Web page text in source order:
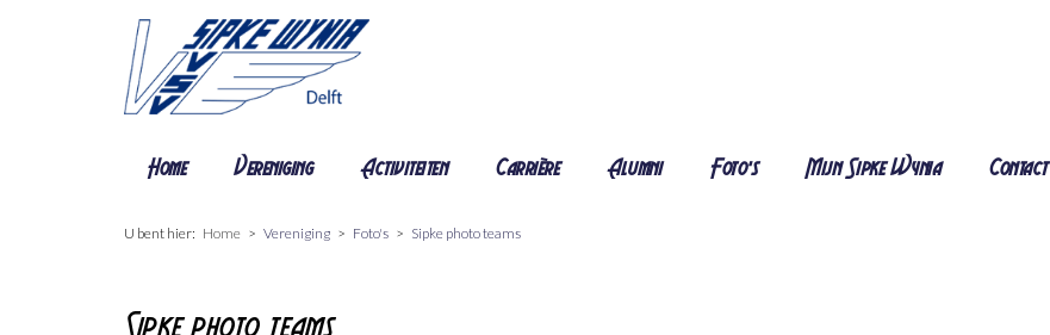
Home Vereniging Activiteiten Carrière Alumni Foto's Mijn Sipke Wynia Contact
U bent hier: Home Vereniging Foto's Sipke photo teams
Sipke photo teams